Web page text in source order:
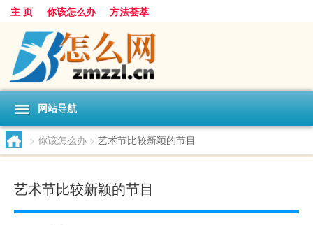
主 页 你该怎么办 方法荟萃
网站导航
> 你该怎么办 > 艺术节比较新颖的节目
艺术节比较新颖的节目